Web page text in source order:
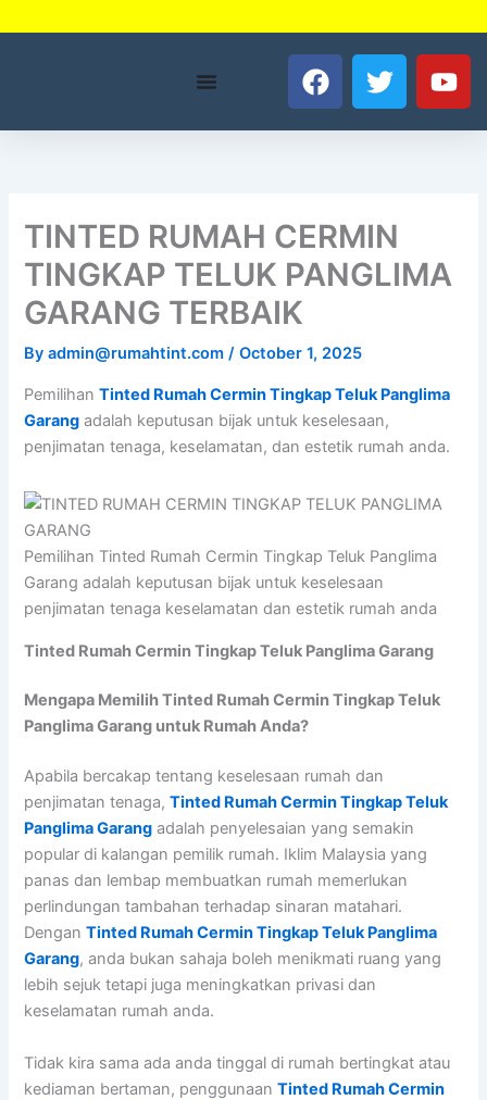
to
F
a
o
k
T
w
r
Y
o
TINTED RUMAH CERMIN
TINGKAP TELUK PANGLIMA
GARANG TERBAIK
Byadmin@rumahtint.com/October 1, 2025
PemilihanTinted Rumah Cermin Tingkap Teluk Panglima
Garang adalah keputusan bijak untuk keselesaan,
penjimatan tenaga, keselamatan, dan estetik rumah anda.
Pemilihan Tinted Rumah Cermin Tingkap Teluk Panglima
Garang adalah keputusan bijak untuk keselesaan
penjimatan tenaga keselamatan dan estetik rumah anda
Tinted Rumah Cermin Tingkap Teluk Panglima Garang
Mengapa Memilih Tinted Rumah Cermin Tingkap Teluk
Panglima Garang untuk Rumah Anda?
Apabila bercakap tentang keselesaan rumah dan
penjimatan tenaga,Tinted Rumah Cermin Tingkap Teluk
Panglima Garang adalah penyelesaian yang semakin
popular di kalangan pemilik rumah. Iklim Malaysia yang
panas dan lembap membuatkan rumah memerlukan
perlindungan tambahan terhadap sinaran matahari.
DenganTinted Rumah Cermin Tingkap Teluk Panglima
Garang, anda bukan sahaja boleh menikmati ruang yang
lebih sejuk tetapi juga meningkatkan privasi dan
keselamatan rumah anda.
Tidak kira sama ada anda tinggal di rumah bertingkat atau
kediaman bertaman, penggunaanTinted Rumah Cermin